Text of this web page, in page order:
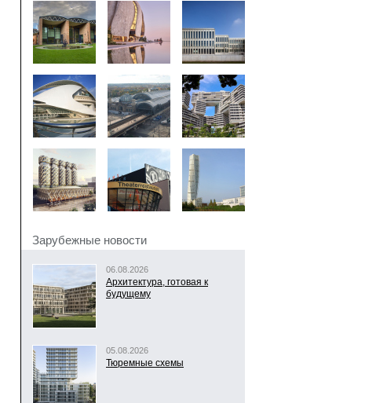
Зарубежные новости
06.08.2026
Архитектура, готовая к
будущему
05.08.2026
Тюремные схемы